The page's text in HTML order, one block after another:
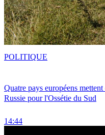
Quatre pays européens
Russie pour l'Ossétie du Sud
14:44
POLITIQUE